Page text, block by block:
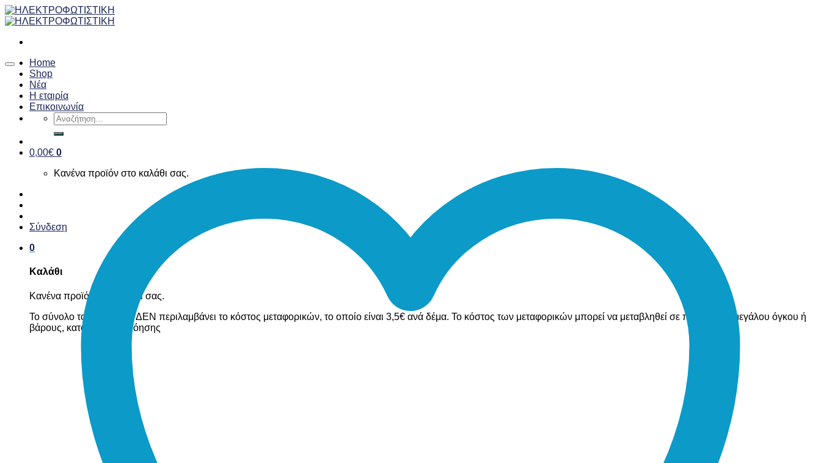
Skip
to
Home
Shop
Νέα
Η εταιρία
Επικοινωνία
Αναζήτηση
για:
0,00€ 0
Κανένα προϊόν στο καλάθι σας.
Σύνδεση
0
Καλάθι
Κανένα προϊόν στο καλάθι σας.
Το σύνολο του καλαθιού ΔΕΝ περιλαμβάνει το κόστος μεταφορικών, το οποίο είναι 3,5€ ανά δέμα. Το κόστος των μεταφορικών μπορεί να μεταβληθεί σε περίπτωση μεγάλου όγκου ή
βάρους, κατόπιν συνεννόησης